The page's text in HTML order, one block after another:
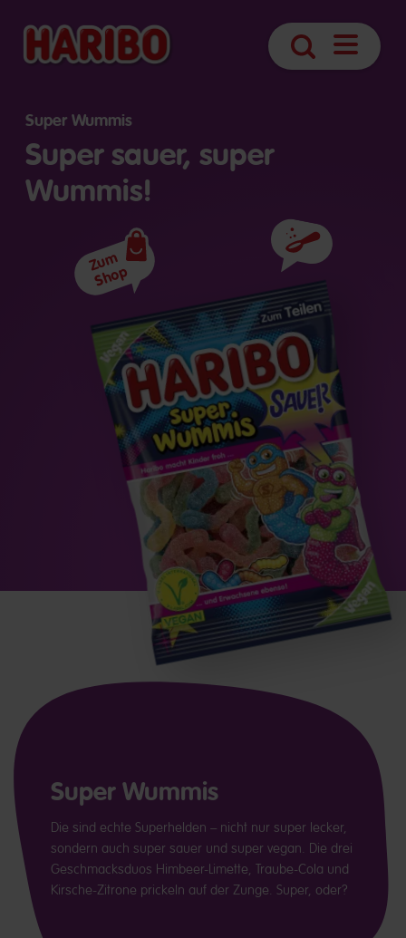
Suche
Super Wummis
Super sauer, super
Wummis!
Zutaten
Zum
Shop
Super Wummis
Die sind echte Superhelden – nicht nur super lecker,
sondern auch super sauer und super vegan. Die drei
Geschmacksduos Himbeer-Limette, Traube-Cola und
Kirsche-Zitrone prickeln auf der Zunge. Super, oder?